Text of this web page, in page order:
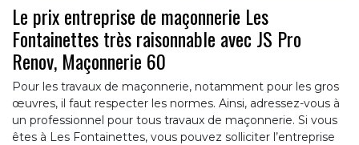
Le prix entreprise de maçonnerie Les
Fontainettes très raisonnable avec JS Pro
Renov, Maçonnerie 60
Pour les travaux de maçonnerie, notamment pour les gros
œuvres, il faut respecter les normes. Ainsi, adressez-vous à
un professionnel pour tous travaux de maçonnerie. Si vous
êtes à Les Fontainettes, vous pouvez solliciter l’entreprise